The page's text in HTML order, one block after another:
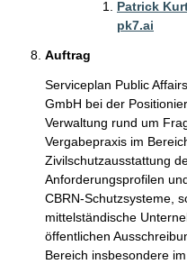
Patrick
pk7.ai
Auftrag
Serviceplan Public
GmbH bei der
Verwaltung rund um
Vergabepraxis im
Zivilschutzausstattung
Anforderungsprofilen
CBRN-Schutzsysteme,
mittelständische
öffentlichen
Bereich insbesondere